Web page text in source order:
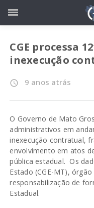
CGE processa
inexecução
access_time 9 anos atrás
O Governo de Mato
administrativos em
inexecução contratual,
envolvimento em atos
pública estadual. Os
Estado (CGE-MT),
responsabilização de
Estadual.